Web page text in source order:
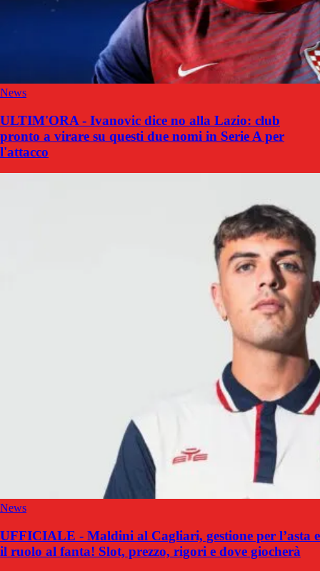
News
ULTIM'ORA - Ivanovic dice no alla Lazio: club
pronto a virare su questi due nomi in Serie A per
l'attacco
News
UFFICIALE - Maldini al Cagliari, gestione per l’asta e
il ruolo al fanta! Slot, prezzo, rigori e dove giocherà